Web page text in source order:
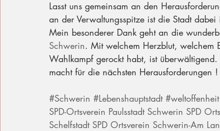
Lasst uns gemeinsam an den
an der Verwaltungsspitze ist die Stadt
Mein besonderer Dank geht an die
Schwerin. Mit welchem Herzblut, welchem
Wahlkampf gerockt habt, ist
macht für die nächsten Herausforderungen !
#Schwerin #Lebenshauptstadt #weltoffenheit
SPD-Ortsverein Paulsstadt Schwerin SPD
Schelfstadt SPD Ortsverein Schwerin-Am